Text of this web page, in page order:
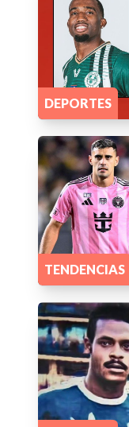
DEPORTES
TENDENCIAS